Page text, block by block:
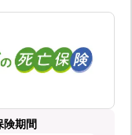
険期間